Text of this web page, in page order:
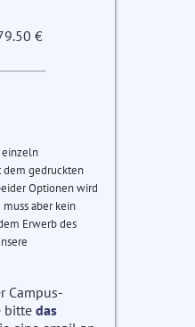
€
einzeln
dem gedruckten
Optionen wird
aber kein
Erwerb des
Campus-
bitte das